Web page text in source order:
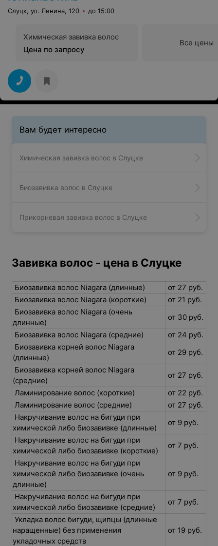
Слуцк, ул. Ленина, 120 до 15:00
Химическая завивка волос
Цена по запросу
Все цены
Вам будет интересно
Химическая завивка волос в Слуцке
Биозавивка волос в Слуцке
Прикорневая завивка волос в Слуцке
Завивка волос - цена в Слуцке
Биозавивка волос Niagara (длинные)
от 27 руб.
Биозавивка волос Niagara (короткие)
от 21 руб.
Биозавивка волос Niagara (очень
длинные)
от 30 руб.
Биозавивка волос Niagara (средние)
от 24 руб.
Биозавивка корней волос Niagara
(длинные)
от 29 руб.
Биозавивка корней волос Niagara
(средние)
от 27 руб.
Ламинирование волос (короткие)
от 22 руб.
Ламинирование волос (средние)
от 27 руб.
Накручивание волос на бигуди при
химической либо биозавивке (длинные)
от 9 руб.
Накручивание волос на бигуди при
химической либо биозавивке (короткие)
от 7 руб.
Накручивание волос на бигуди при
химической либо биозавивке (очень
длинные)
от 9 руб.
Накручивание волос на бигуди при
химической либо биозавивке (средние)
от 7 руб.
Укладка волос бигуди, щипцы (длинные
наращенные) без применения
укладочных средств
от 19 руб.